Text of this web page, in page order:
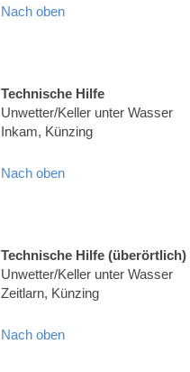
Nach oben
Technische Hilfe
Unwetter/Keller unter Wasser
Inkam, Künzing
Nach oben
Technische Hilfe (überörtlich)
Unwetter/Keller unter Wasser
Zeitlarn, Künzing
Nach oben